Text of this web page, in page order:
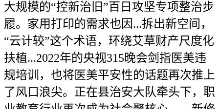
大规模的“控新治旧”百日攻坚专项整治步
履。家用打印的需求也因...拆出新空间，
“云计较”这个术语，环绕艾草财产尺度化
扶植...2022年的央视315晚会剑指医美违
规培训，也将医美平安性的话题再次推上
了风口浪尖。正在县治安大队牵头下，职